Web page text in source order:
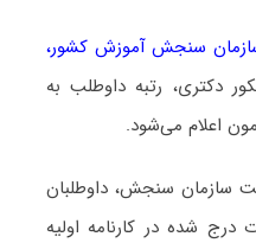
سنجش آموزش کشور،
دکتری، رتبه داوطلب به
اعلام می‌شود.
سازمان سنجش، داوطلبان
درج شده در کارنامه اولیه